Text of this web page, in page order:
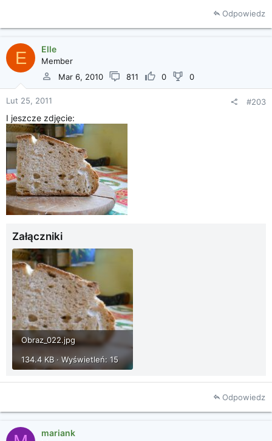
Odpowiedz
E Elle
Member
Mar 6, 2010
811 0 0
Lut 25, 2011 #203
I jeszcze zdjęcie:
Załączniki
Obraz_022.jpg
134.4 KB · Wyświetleń: 15
Odpowiedz
mariank